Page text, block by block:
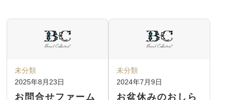
お問合せファーム
未分類
2025年8月23日
お盆休みのおしら
未分類
2024年7月9日